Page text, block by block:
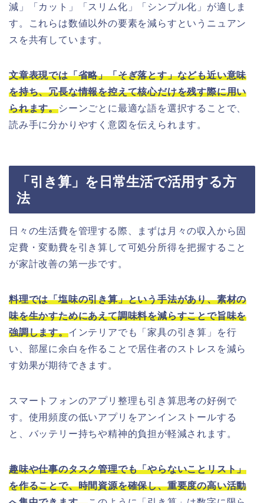
減」「カット」「スリム化」「シンプル化」が適しま
す。これらは数値以外の要素を減らすというニュアン
スを共有しています。
文章表現では「省略」「そぎ落とす」なども近い意味
を持ち、冗長な情報を控えて核心だけを残す際に用い
られます。シーンごとに最適な語を選択することで、
読み手に分かりやすく意図を伝えられます。
「引き算」を日常生活で活用する方
法
日々の生活費を管理する際、まずは月々の収入から固
定費・変動費を引き算して可処分所得を把握すること
が家計改善の第一歩です。
料理では「塩味の引き算」という手法があり、素材の
味を生かすためにあえて調味料を減らすことで旨味を
強調します。インテリアでも「家具の引き算」を行
い、部屋に余白を作ることで居住者のストレスを減ら
す効果が期待できます。
スマートフォンのアプリ整理も引き算思考の好例で
す。使用頻度の低いアプリをアンインストールする
と、バッテリー持ちや精神的負担が軽減されます。
趣味や仕事のタスク管理でも「やらないことリスト」
を作ることで、時間資源を確保し、重要度の高い活動